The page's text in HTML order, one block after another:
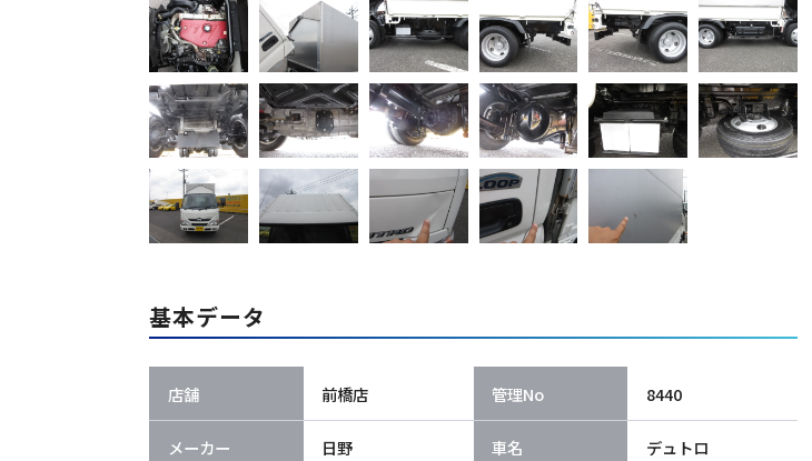
基本データ
店舗 前橋店 管理No 8440
メーカー 日野 車名 デュトロ